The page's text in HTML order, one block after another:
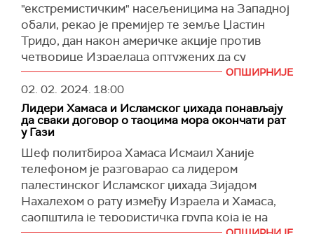
(Haaretz daily
"То не може бити на почетку процеса. Процес
треба да крене. Али то не мора бити на крају
процеса", рекао је Камерон.
Британски министар, говорећи током посете
Либану у оквиру регионалне турнеје, каже да
Нетанјаху "није искључио свеобухватно
решење о две државе".
(Reuters
"екстремистичким" насељеницима на Западној
обали, рекао је премијер те земље Џастин
Тридо, дан након америчке акције против
четворице Израелаца оптужених да су
умешани у насиље.
"Тражимо како да осигурамо да они који су
одговорни за екстремистичко насиље или
екстремно насиље насељеника на Западној
(Reuters)
ОПШИРНИЈЕ
02. 02. 2024. 18:00
Лидери Хамаса и Исламског џихада понављају
да сваки договор о таоцима мора окончати рат
у Гази
Шеф политбироа Хамаса Исмаил Ханије
телефоном је разговарао са лидером
палестинског Исламског џихада Зијадом
Нахалехом о рату између Израела и Хамаса,
саопштила је терористичка група која је на